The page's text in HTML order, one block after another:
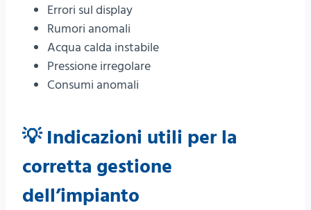
Errori sul display
Rumori anomali
Acqua calda instabile
Pressione irregolare
Consumi anomali
💡 Indicazioni utili per la
corretta gestione
dell’impianto